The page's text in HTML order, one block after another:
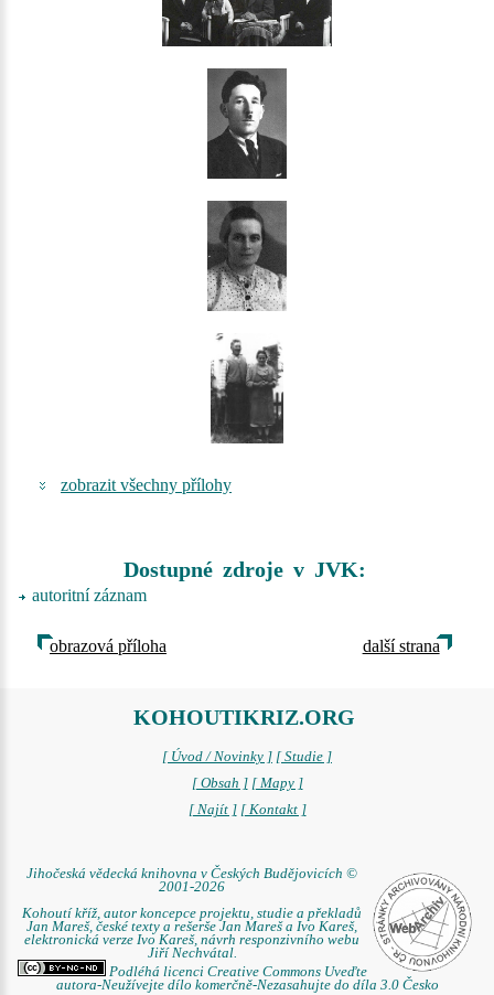
zobrazit všechny přílohy
Dostupné zdroje v JVK:
autoritní záznam
obrazová příloha další strana
KOHOUTIKRIZ.ORG
[ Úvod / Novinky ] [ Studie ]
[ Obsah ] [ Mapy ]
[ Najít ] [ Kontakt ]
Jihočeská vědecká knihovna v Českých Budějovicích ©
2001-2026
Kohoutí kříž, autor koncepce projektu, studie a překladů
Jan Mareš, české texty a rešerše Jan Mareš a Ivo Kareš,
elektronická verze Ivo Kareš, návrh responzivního webu
Jiří Nechvátal.
Podléhá licenci Creative Commons Uveďte
autora-Neužívejte dílo komerčně-Nezasahujte do díla 3.0 Česko